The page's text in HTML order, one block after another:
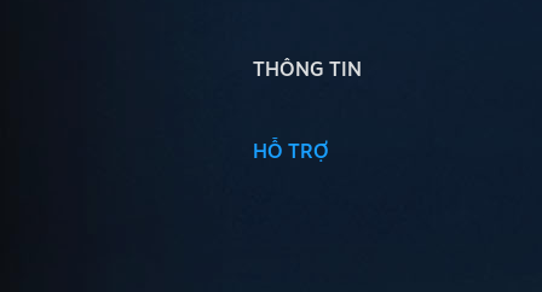
THÔNG TIN
HỖ TRỢ